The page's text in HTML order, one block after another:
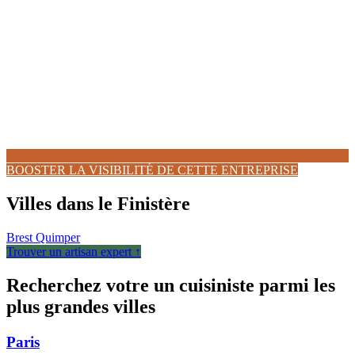
BOOSTER LA VISIBILITÉ DE CETTE ENTREPRISE
Villes dans le Finistère
Brest Quimper
Trouver un artisan expert ↑
Recherchez votre un cuisiniste parmi les
plus grandes villes
Paris